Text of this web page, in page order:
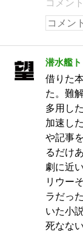
コメン
潜水艦
借りた
た。難
多用し
加速し
や記事
るだけ
劇に近
リウー
ラだっ
いた小
死なな